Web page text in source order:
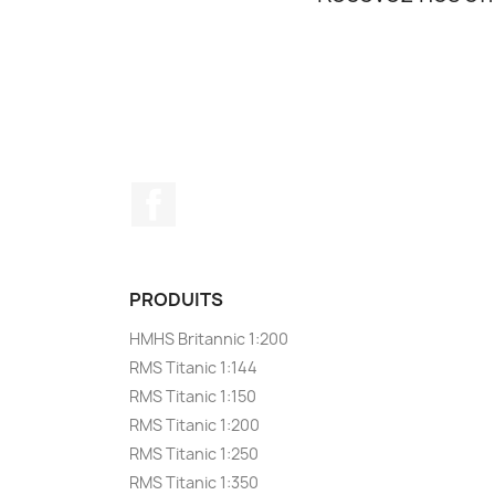
PRODUITS
HMHS Britannic 1:200
RMS Titanic 1:144
RMS Titanic 1:150
RMS Titanic 1:200
RMS Titanic 1:250
RMS Titanic 1:350